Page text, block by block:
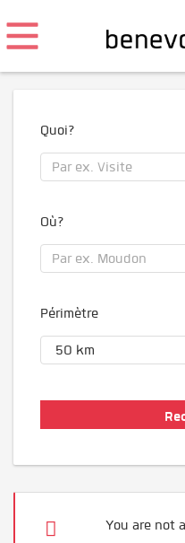
Quoi?
Où?
Périmètre
You are not